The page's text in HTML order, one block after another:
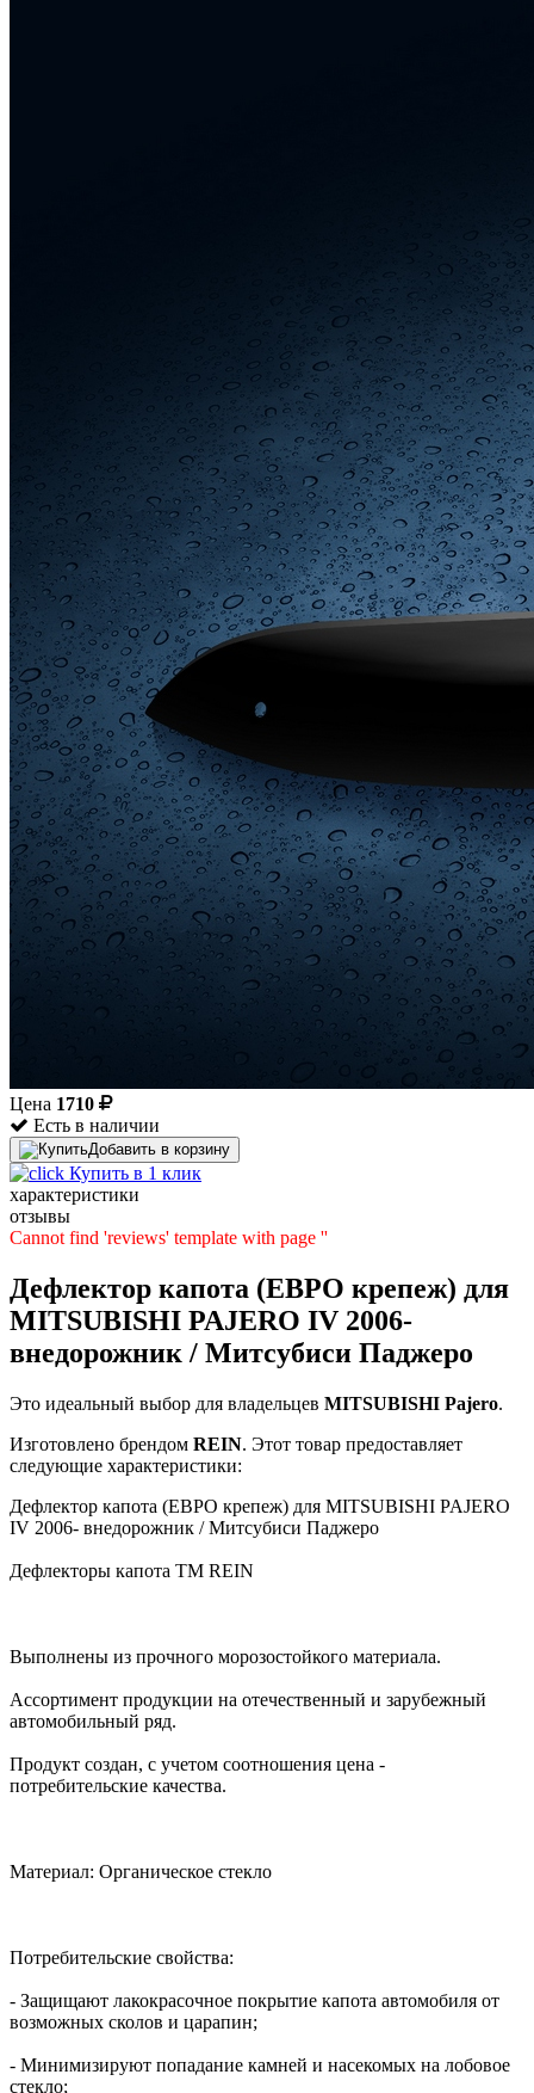
Цена 1710
Есть в наличии
Добавить в корзину
Купить в 1 клик
характеристики
отзывы
Cannot find 'reviews' template with page ''
Дефлектор капота (ЕВРО крепеж) для
MITSUBISHI PAJERO IV 2006-
внедорожник / Митсубиси Паджеро
Это идеальный выбор для владельцев MITSUBISHI Pajero.
Изготовлено брендом REIN. Этот товар предоставляет
следующие характеристики:
Дефлектор капота (ЕВРО крепеж) для MITSUBISHI PAJERO
IV 2006- внедорожник / Митсубиси Паджеро
Дефлекторы капота TM REIN
Выполнены из прочного морозостойкого материала.
Ассортимент продукции на отечественный и зарубежный
автомобильный ряд.
Продукт создан, с учетом соотношения цена -
потребительские качества.
Материал: Органическое стекло
Потребительские свойства:
- Защищают лакокрасочное покрытие капота автомобиля от
возможных сколов и царапин;
- Минимизируют попадание камней и насекомых на лобовое
стекло;